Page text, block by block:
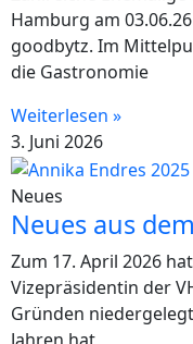
Hamburg am
goodbytz. Im
die Gastronomie
Weiterlesen »
3. Juni 2026
Neues
Neues aus
Zum 17. April 2026
Vizepräsidentin der
Gründen